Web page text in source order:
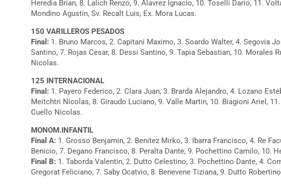
Heredia Brian, 8. Lalich Renzo, 9. Alavrez Ignacio, 10. Toselli Dario, 11.
Mondino Agustin, Sv. Recalt Luis, Ex. Mora Lucas.
150 VARILLEROS PESADOS
Final: 1. Bruno Marcos, 2. Capitani Maximo, 3. Soardo Walter, 4. Segovia
Santino, 7. Rojas Cesar, 8. Dessi Santino, 9. Tapia Sebastian, 10. Morales
Nicolas.
125 INTERNACIONAL
Final: 1. Payero Federico, 2. Clara Juan, 3. Brarda Alejandro, 4. Lozano
Meitchtri Nicolas, 8. Giraudo Luciano, 9. Valle Martin, 10. Biagioni Ariel,
Cuello Nicolas.
MONOM.INFANTIL
Final A: 1. Grosso Benjamin, 2. Benitez Mirko, 3. Ibarra Francisco, 4. Re
Benicio, 7. Degano Francisco, 8. Peralta Dante, 9. Pochettino Camilo, 10.
Final B: 1. Taborda Valentin, 2. Dutto Celestino, 3. Pochettino Dante, 4.
Gregorat Feliciano, 7. Saby Ocatvio, 8. Benevene Tiziana, 9. Dutto